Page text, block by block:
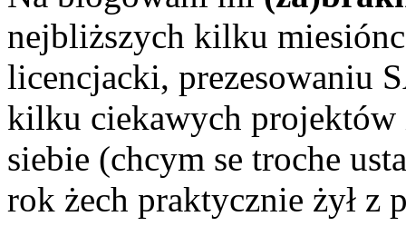
nejbliższych kilku
licencjacki, prezesowaniu
kilku ciekawych projektów
siebie (chcym se troche
rok żech praktycznie żył z